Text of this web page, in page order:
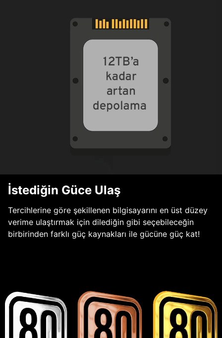
İstediğin Güce Ulaş
Tercihlerine göre şekillenen bilgisayarını en üst düzey
verime ulaştırmak için dilediğin gibi seçebileceğin
birbirinden farklı güç kaynakları ile gücüne güç kat!